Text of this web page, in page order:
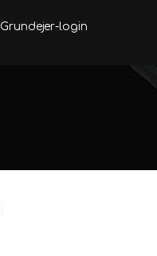
Grundejer-login